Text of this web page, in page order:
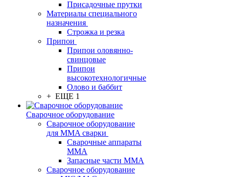
Присадочные прутки
Материалы специального
назначения
Строжка и резка
Припои
Припои оловянно-
свинцовые
Припои
высокотехнологичные
Олово и баббит
+ ЕЩЕ 1
Сварочное оборудование
Сварочное оборудование
для MMA сварки
Сварочные аппараты
MMA
Запасные части MMA
Сварочное оборудование